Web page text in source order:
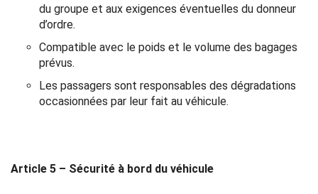
du groupe et aux exigences éventuelles du donneur
d’ordre.
Compatible avec le poids et le volume des bagages
prévus.
Les passagers sont responsables des dégradations
occasionnées par leur fait au véhicule.
Article 5 – Sécurité à bord du véhicule